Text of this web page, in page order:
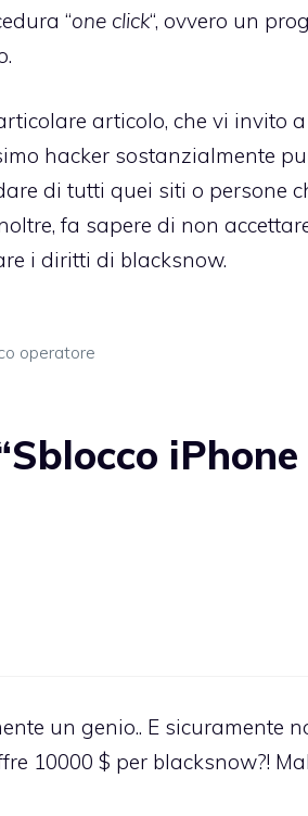
“one click“, ovvero un
articolo, che vi invito
hacker sostanzialmente
di tutti quei siti o persone
fa sapere di non
i diritti di blacksnow.
operatore
un genio.. E sicuramente
10000 $ per blacksnow?!